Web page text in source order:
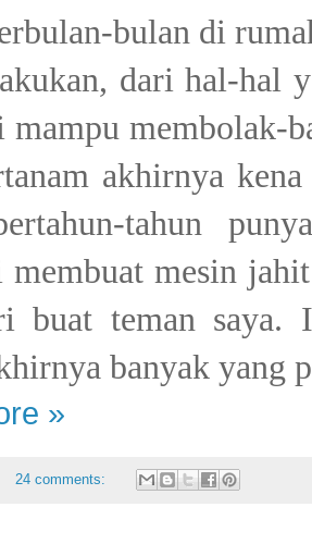
bulan di
dari hal-hal
mampu membolak-
akhirnya
tahun
membuat mesin
buat teman
banyak yang
»
24 comments: